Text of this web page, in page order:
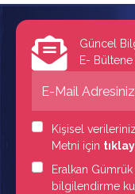
Güncel
E-
Kişisel
Metni için
Eralkan Gümrük
bilgilendirme